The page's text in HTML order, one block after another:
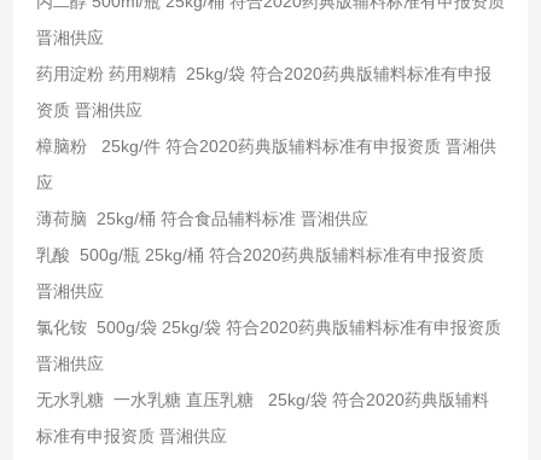
晋湘供应
药用淀粉 药用糊精 25kg/袋 符合2020药典版辅料标准有申报
资质 晋湘供应
樟脑粉 25kg/件 符合2020药典版辅料标准有申报资质 晋湘供
应
薄荷脑 25kg/桶 符合食品辅料标准 晋湘供应
乳酸 500g/瓶 25kg/桶 符合2020药典版辅料标准有申报资质
晋湘供应
氯化铵 500g/袋 25kg/袋 符合2020药典版辅料标准有申报资质
晋湘供应
无水乳糖 一水乳糖 直压乳糖 25kg/袋 符合2020药典版辅料
标准有申报资质 晋湘供应